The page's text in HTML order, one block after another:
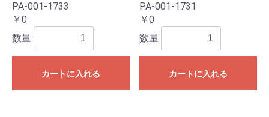
PA-001-1733
￥0
数量
カートに入れる
PA-001-1731
￥0
数量
カートに入れる